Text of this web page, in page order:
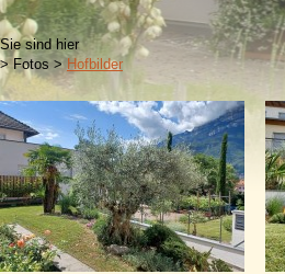
Sie sind hier
> Fotos >Hofbilder